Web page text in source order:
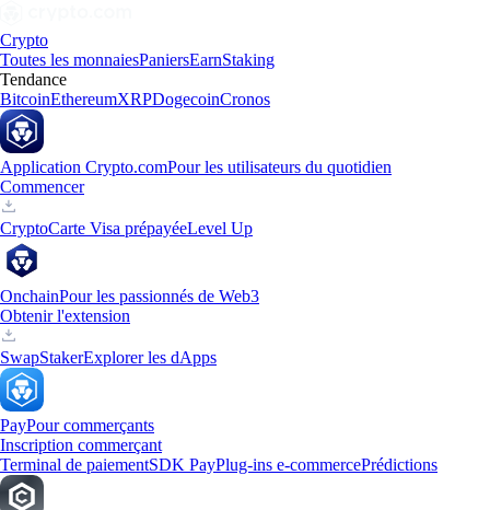
Crypto
Toutes les monnaiesPaniersEarnStaking
Tendance
BitcoinEthereumXRPDogecoinCronos
Application Crypto.comPour les utilisateurs du quotidien
Commencer
CryptoCarte Visa prépayéeLevel Up
OnchainPour les passionnés de Web3
Obtenir l'extension
SwapStakerExplorer les dApps
PayPour commerçants
Inscription commerçant
Terminal de paiementSDK PayPlug-ins e-commercePrédictions